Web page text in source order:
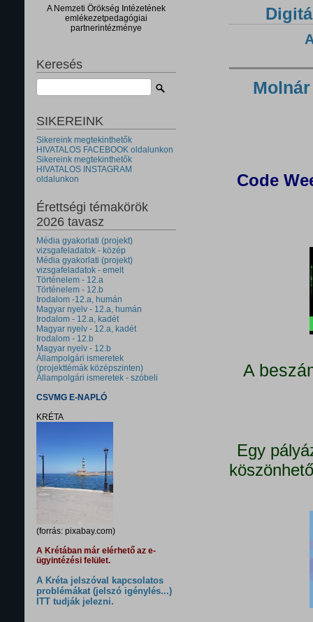
A Nemzeti Örökség Intézetének
emlékezetpedagógiai
partnerintézménye
Keresés
SIKEREINK
Sikereink megtekinthetők
HIVATALOS FACEBOOK oldalunkon
Sikereink megtekinthetők
HIVATALOS INSTAGRAM
oldalunkon
Érettségi témakörök
2026 tavasz
Média gyakorlati (projekt)
vizsgafeladatok - közép
Média gyakorlati (projekt)
vizsgafeladatok - emelt
Történelem - 12.a
Történelem - 12.b
Irodalom -12.a, humán
Magyar nyelv - 12.a, humán
Irodalom - 12.a, kadét
Magyar nyelv - 12.a, kadét
Irodalom - 12.b
Magyar nyelv - 12.b
Állampolgári ismeretek
(projekttémák középszinten)
Állampolgári ismeretek - szóbeli
CSVMG E-NAPLÓ
KRÉTA
(forrás: pixabay.com)
A Krétában már elérhető az e-
ügyintézési felület.
A Kréta jelszóval kapcsolatos
problémákat (jelszó igénylés...)
ITT tudják jelezni.
Code
A
Egy